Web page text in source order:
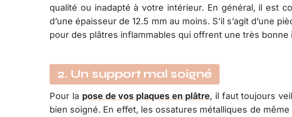
qualité ou inadapté à votre intérieur. En général, il est
d’une épaisseur de 12.5 mm au moins. S’il s’agit d’une
pour des plâtres inflammables qui offrent une très bonne
2. Un support mal soigné
Pour la pose de vos plaques en plâtre, il faut toujours
bien soigné. En effet, les ossatures métalliques de